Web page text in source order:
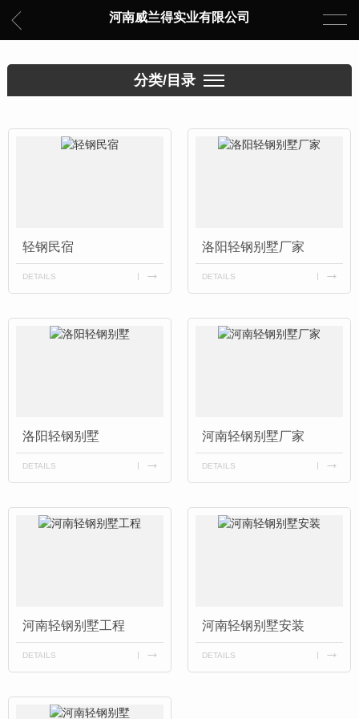
河南威兰得实业有限公司
分类/目录
轻钢民宿
DETAILS
洛阳轻钢别墅厂家
DETAILS
洛阳轻钢别墅
DETAILS
河南轻钢别墅厂家
DETAILS
河南轻钢别墅工程
DETAILS
河南轻钢别墅安装
DETAILS